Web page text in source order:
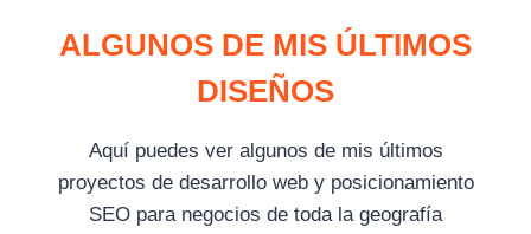
ALGUNOS DE MIS ÚLTIMOS
DISEÑOS
Aquí puedes ver algunos de mis últimos
proyectos de desarrollo web y posicionamiento
SEO para negocios de toda la geografía